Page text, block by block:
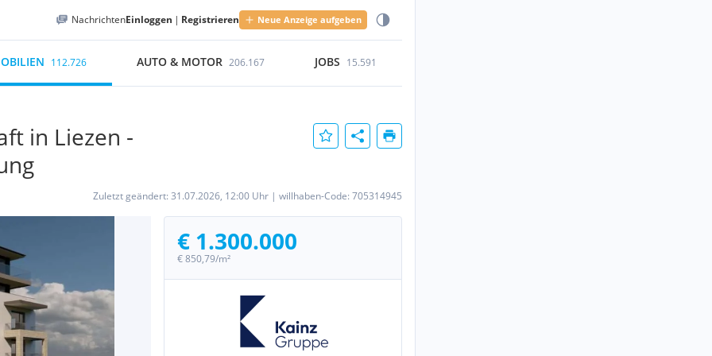
NachrichtenEinloggen | Registrieren Neue Anzeige aufgeben
112.726 AUTO & MOTOR 206.167 JOBS 15.591
in Liezen -
Zuletzt geändert: 31.07.2026, 12:00 Uhr | willhaben-Code: 705314945
€ 1.300.000
€ 850,79/m²